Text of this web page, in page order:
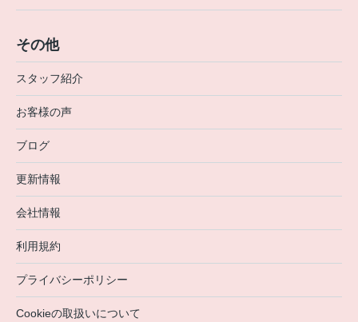
その他
スタッフ紹介
お客様の声
ブログ
更新情報
会社情報
利用規約
プライバシーポリシー
Cookieの取扱いについて